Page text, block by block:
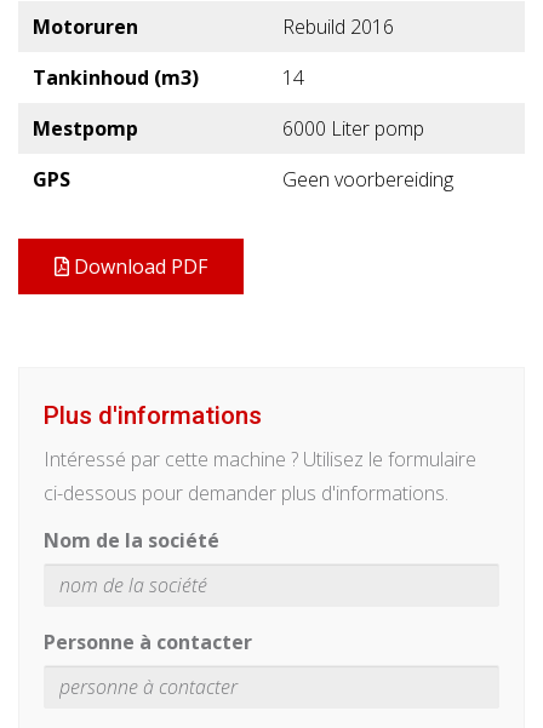
Motoruren
Rebuild 2016
Tankinhoud (m3)
14
Mestpomp
6000 Liter pomp
GPS
Geen voorbereiding
Download PDF
Plus d'informations
Intéressé par cette machine ? Utilisez le formulaire
ci-dessous pour demander plus d'informations.
Nom de la société
Personne à contacter